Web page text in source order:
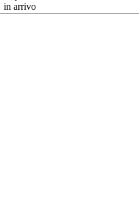
in arrivo